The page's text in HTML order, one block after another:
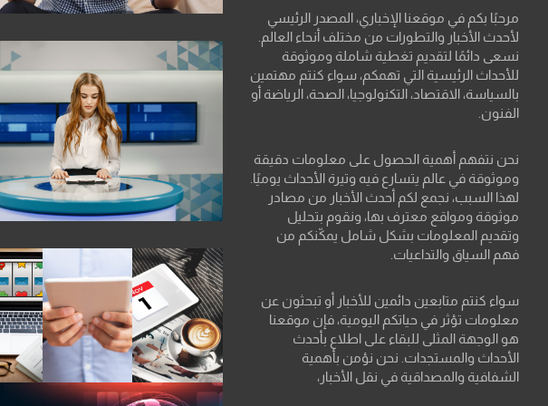
مرحبًا بكم في موقعنا الإخباري، المصدر الرئيسي
لأحدث الأخبار والتطورات من مختلف أنحاء العالم.
نسعى دائمًا لتقديم تغطية شاملة وموثوقة
للأحداث الرئيسية التي تهمكم، سواء كنتم مهتمين
بالسياسة، الاقتصاد، التكنولوجيا، الصحة، الرياضة أو
الفنون.
نحن نتفهم أهمية الحصول على معلومات دقيقة
وموثوقة في عالم يتسارع فيه وتيرة الأحداث يوميًا.
لهذا السبب، نجمع لكم أحدث الأخبار من مصادر
موثوقة ومواقع معترف بها، ونقوم بتحليل
وتقديم المعلومات بشكل شامل يمكّنكم من
فهم السياق والتداعيات.
سواء كنتم متابعين دائمين للأخبار أو تبحثون عن
معلومات تؤثر في حياتكم اليومية، فإن موقعنا
هو الوجهة المثلى للبقاء على اطلاع بأحدث
الأحداث والمستجدات. نحن نؤمن بأهمية
الشفافية والمصداقية في نقل الأخبار،